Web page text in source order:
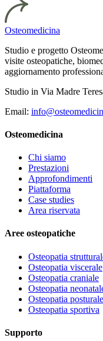
Osteomedicina
Studio e progetto
visite osteopatiche,
aggiornamento
Studio in Via Madre
Email:
Osteomedicina
Chi siamo
Prestazioni
Approfondimenti
Piattaforma
Case studies
Area riservata
Aree osteopatiche
Osteopatia
Osteopatia viscerale
Osteopatia craniale
Osteopatia
Osteopatia posturale
Osteopatia sportiva
Supporto